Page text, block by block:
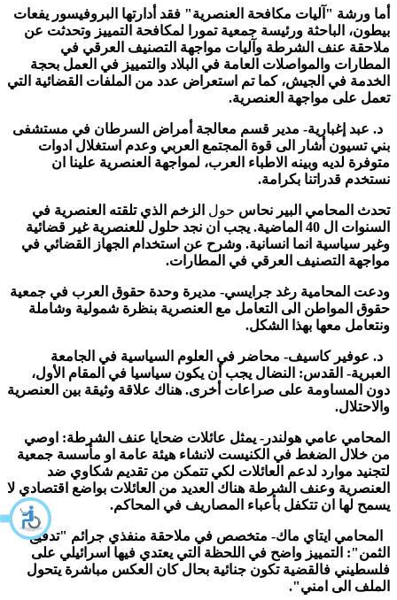
أما ورشة " ليات مكافحة العنصرية" فقد أدارتها البروفيسور يفعات
بيطون، الباحثة ورئيسة جمعية تمورا لمكافحة التمييز وتحدثت عن
ملاحقة عنف الشرطة وآليات مواجهة التصنيف العرقي في
المطارات والمواصلات العامة في البلاد والتمييز في العمل بحجة
الخدمة في الجيش، كما تم استعراض عدد من الملفات القضائية التي
تعمل على مواجهة العنصرية.
د. عبد إغبارية- مدير قسم معالجة أمراض السرطان في مستشفى
بني تسيون أشار الى قوة المجتمع العربي وعدم استغلال ادوات
متوفرة لديه وبينه الاطباء العرب، لمواجهة العنصرية علينا ان
نستخدم قدراتنا بكرامة.
تحدث المحامي البير نحاس حول الزخم الذي تلقته العنصرية في
السنوات ال 40 الماضية. يجب ان نجد حلول للعنصرية غير قضائية
وغير سياسية انما انسانية. وشرح عن استخدام الجهاز القضائي في
مواجهة التصنيف العرقي في المطارات.
ودعت المحامية رغد جرايسي- مديرة وحدة حقوق العرب في جمعية
حقوق المواطن الى التعامل مع العنصرية بنظرة شمولية وشاملة
ونتعامل معها بهذا الشكل.
د. عوفير كاسيف- محاضر في العلوم السياسية في الجامعة
العبرية- القدس: النضال يجب أن يكون سياسيا في المقام الأول،
دون المساومة على صراعات أخرى. هناك علاقة وثيقة بين العنصرية
والاحتلال.
المحامي عامي هولندر- يمثل عائلات ضحايا عنف الشرطة: اوصي
من خلال الضغط في الكنيست لانشاء هيئة عامة او مأسسة جمعية
لتجنيد موارد لدعم العائلات لكي تتمكن من تقديم شكاوي ضد
العنصرية وعنف الشرطة هناك العديد من العائلات بواضع اقتصادي لا
يسمح لها ان تتكفل بأعباء المصاريف في المحاكم.
المحامي ايتاي ماك- متخصص في ملاحقة منفذي جرائم "تدفيع
الثمن": التمييز واضح في اللحظة التي يعتدي فيها اسرائيلي على
فلسطيني فالقضية تكون جنائية بحال كان العكس مباشرة يتحول
الملف الى امني".